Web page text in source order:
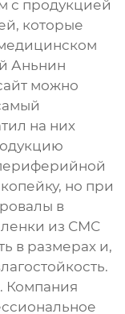
с продукцией
которые
Аньнин
можно
на них
но при
в
из СМС
в размерах и,
Компания